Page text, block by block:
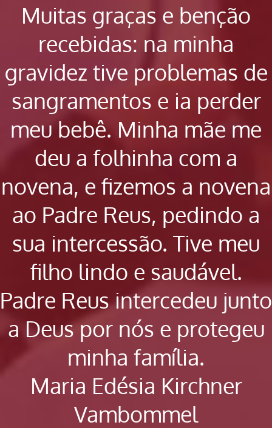
Muitas graças e benção
recebidas: na minha
gravidez tive problemas de
sangramentos e ia perder
meu bebê. Minha mãe me
deu a folhinha com a
novena, e fizemos a novena
ao Padre Reus, pedindo a
sua intercessão. Tive meu
filho lindo e saudável.
Padre Reus intercedeu junto
a Deus por nós e protegeu
minha família.
Maria Edésia Kirchner
Vambommel